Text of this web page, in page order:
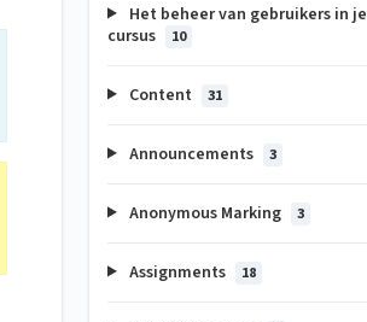
Het beheer van gebruikers in je
cursus
10
Content 31
Announcements 3
Anonymous Marking 3
Assignments 18